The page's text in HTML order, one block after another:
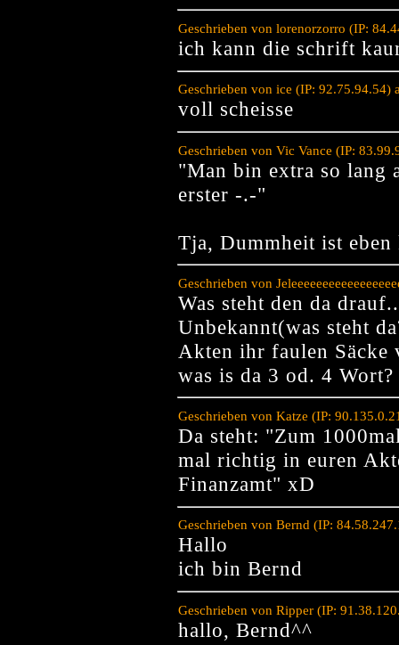
Geschrieben von lorenorzorro (IP:
ich kann die schrift
Geschrieben von ice (IP: 92.75.94.54)
voll scheisse
Geschrieben von Vic Vance (IP:
"Man bin extra so lang
erster -.-"
Tja, Dummheit ist eben
Geschrieben von
Was steht den da
Unbekannt(was steht
Akten ihr faulen Säcke
was is da 3 od. 4 Wort?
Geschrieben von Katze (IP:
Da steht: "Zum
mal richtig in euren
Finanzamt" xD
Geschrieben von Bernd (IP:
Hallo
ich bin Bernd
Geschrieben von Ripper (IP:
hallo, Bernd^^